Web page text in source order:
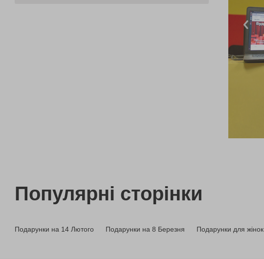
Популярні сторінки
Подарунки на 14 Лютого Подарунки на 8 Березня Подарунки для жінок